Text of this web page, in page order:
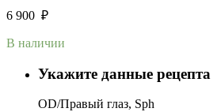
6 900 ₽
В наличии
Укажите данные рецепта
OD/Правый глаз, Sph